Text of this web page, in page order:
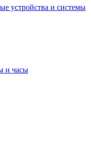
устройства и системы
и часы